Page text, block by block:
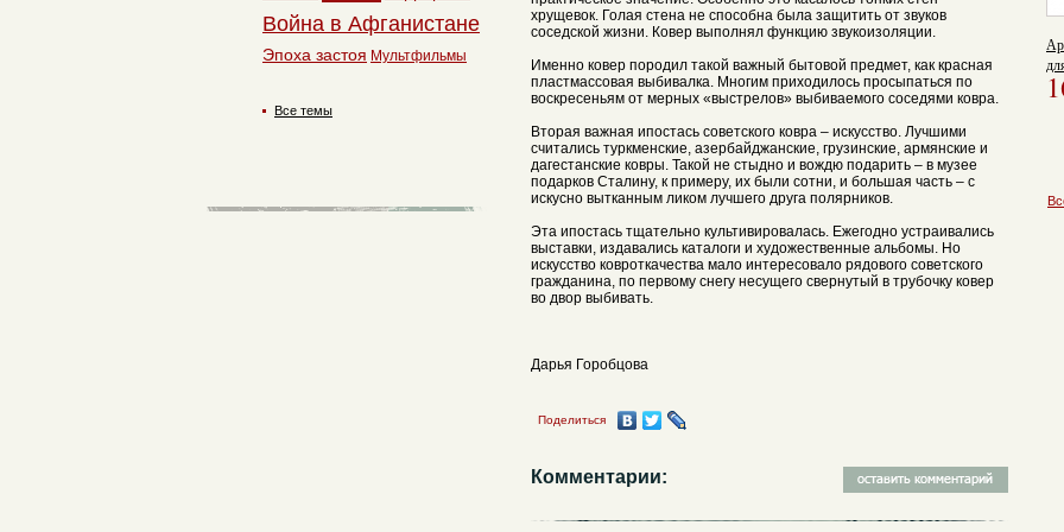
хрущевок. Голая стена не способна была защитить от звуков
соседской жизни. Ковер выполнял функцию звукоизоляции.
Именно ковер породил такой важный бытовой предмет, как красная
пластмассовая выбивалка. Многим приходилось просыпаться по
воскресеньям от мерных «выстрелов» выбиваемого соседями ковра.
Вторая важная ипостась советского ковра – искусство. Лучшими
считались туркменские, азербайджанские, грузинские, армянские и
дагестанские ковры. Такой не стыдно и вождю подарить – в музее
подарков Сталину, к примеру, их были сотни, и большая часть – с
искусно вытканным ликом лучшего друга полярников.
Эта ипостась тщательно культивировалась. Ежегодно устраивались
выставки, издавались каталоги и художественные альбомы. Но
искусство ковроткачества мало интересовало рядового советского
гражданина, по первому снегу несущего свернутый в трубочку ковер
во двор выбивать.
Дарья Горобцова
Поделиться
Комментарии:
Война в Афганистане
Эпоха застоя Мультфильмы
Все темы